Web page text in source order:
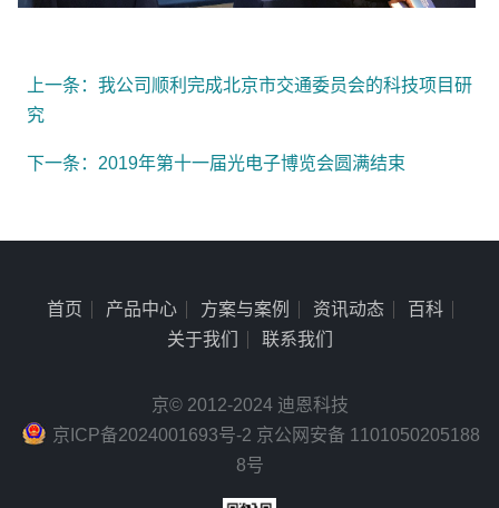
上一条：我公司顺利完成北京市交通委员会的科技项目研
究
下一条：2019年第十一届光电子博览会圆满结束
首页 产品中心 方案与案例 资讯动态
百科
关于我们
联系我们
京© 2012-2024 迪恩科技
京ICP备2024001693号-2 京公网安备 1101050205188
8号